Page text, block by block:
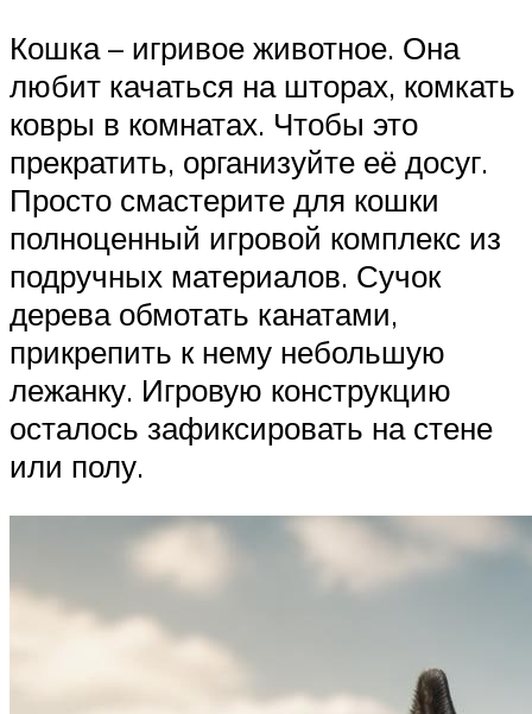
Кошка – игривое животное. Она
любит качаться на шторах, комкать
ковры в комнатах. Чтобы это
прекратить, организуйте её досуг.
Просто смастерите для кошки
полноценный игровой комплекс из
подручных материалов. Сучок
дерева обмотать канатами,
прикрепить к нему небольшую
лежанку. Игровую конструкцию
осталось зафиксировать на стене
или полу.